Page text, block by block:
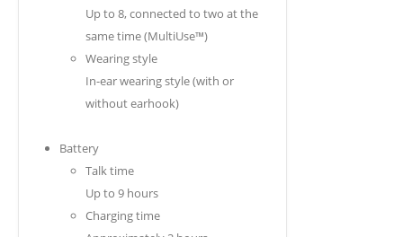
Up to 8, connected to two at the
same time (MultiUse™)
Wearing style
In-ear wearing style (with or
without earhook)
Battery
Talk time
Up to 9 hours
Charging time